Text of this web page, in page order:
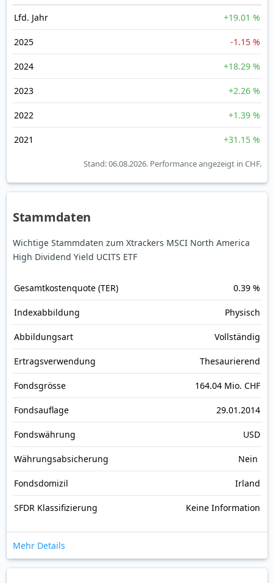
Lfd. Jahr +19.01 %
2025 -1.15 %
2024 +18.29 %
2023 +2.26 %
2022 +1.39 %
2021 +31.15 %
Stand: 06.08.2026. Performance angezeigt in CHF.
Stammdaten
Wichtige Stammdaten zum Xtrackers MSCI North America
High Dividend Yield UCITS ETF
Gesamt­kosten­quote (TER) 0.39 %
Index­abbildung Physisch
Abbildungs­art Vollständig
Ertrags­verwendung Thesaurierend
Fonds­grösse 164.04 Mio. CHF
Fonds­auflage 29.01.2014
Fonds­währung USD
Währungsabsicherung Nein
Fondsdomizil Irland
SFDR Klassifizierung Keine Information
Mehr Details